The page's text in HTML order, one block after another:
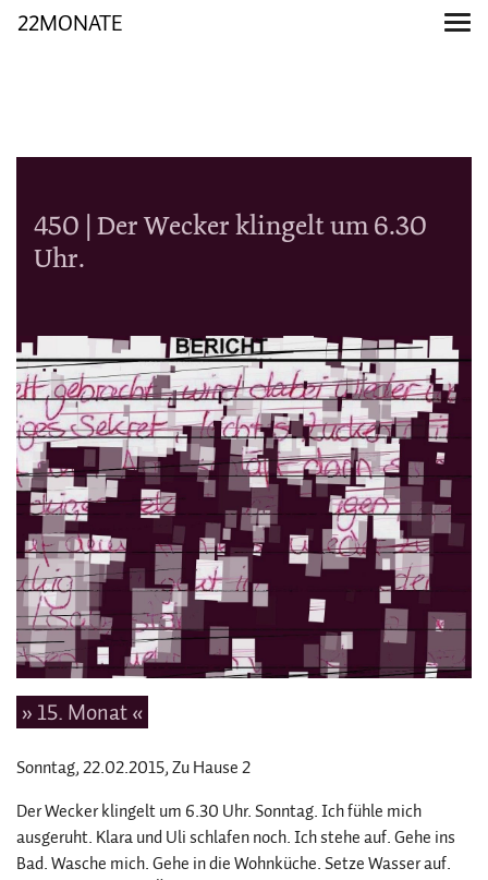
22MONATE
450 | Der Wecker klingelt um 6.30
Uhr.
» 15. Monat «
Sonntag, 22.02.2015, Zu Hause 2
Der Wecker klingelt um 6.30 Uhr. Sonntag. Ich fühle mich
ausgeruht. Klara und Uli schlafen noch. Ich stehe auf. Gehe ins
Bad. Wasche mich. Gehe in die Wohnküche. Setze Wasser auf.